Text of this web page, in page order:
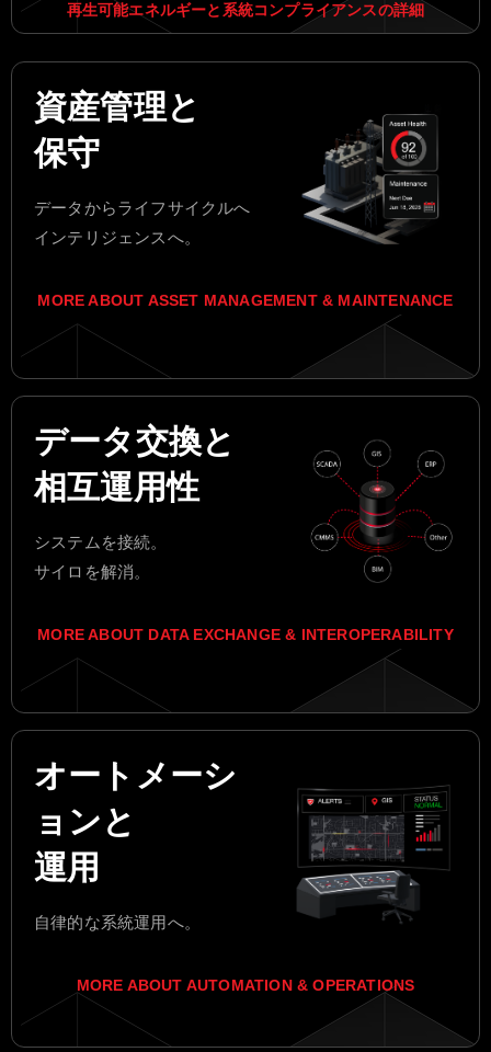
再生可能エネルギーと系統コンプライアンスの詳細
資産管理と
保守
データからライフサイクルへ
インテリジェンスへ。
MORE ABOUT ASSET MANAGEMENT & MAINTENANCE
データ交換と
相互運用性
システムを接続。
サイロを解消。
MORE ABOUT DATA EXCHANGE & INTEROPERABILITY
オートメーシ
ョンと
運用
自律的な系統運用へ。
MORE ABOUT AUTOMATION & OPERATIONS